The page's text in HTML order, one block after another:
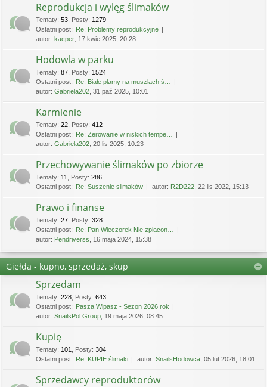
Reprodukcja i wylęg ślimaków
Tematy: 53 Posty: 1279
Ostatni post: Re: Problemy reprodukcyjne
autor: kacper , 17 kwie 2025, 20:28
Hodowla w parku
Tematy: 87 Posty: 1524
Ostatni post: Re: Białe plamy na muszlach ś…
autor: Gabriela202 , 31 paź 2025, 10:01
Karmienie
Tematy: 22 Posty: 412
Ostatni post: Re: Żerowanie w niskich tempe…
autor: Gabriela202 , 20 lis 2025, 10:23
Przechowywanie ślimaków po zbiorze
Tematy: 11 Posty: 286
Ostatni post: Re: Suszenie slimaków autor: R2D222 , 22 lis 2022, 15:13
Prawo i finanse
Tematy: 27 Posty: 328
Ostatni post: Re: Pan Wieczorek Nie zpłacon…
autor: Pendriverss , 16 maja 2024, 15:38
Giełda - kupno, sprzedaż, skup
Sprzedam
Tematy: 228 Posty: 643
Ostatni post: Pasza Wipasz - Sezon 2026 rok
autor: SnailsPol Group , 19 maja 2026, 08:45
Kupię
Tematy: 101 Posty: 304
Ostatni post: Re: KUPIE ślimaki autor: SnailsHodowca , 05 lut 2026, 18:01
Sprzedawcy reproduktorów